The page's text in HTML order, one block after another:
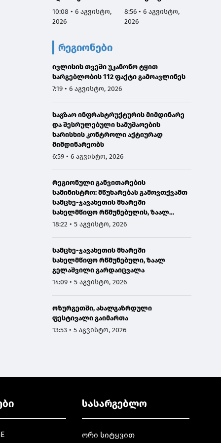
10:08 • 6 აგვისტო,
2026
რეაბილიტირდა
8:56 • 6 აგვისტო,
2026
რეგიონები
ივლისის თვეში უკანონო ტყით
სარგებლობის 112 ფაქტი გამოავლინეს
7:19 • 6 აგვისტო, 2026
საგზაო ინფრასტრუქტურის მიმდინარე
და შესრულებული სამუშაოების
ხარისხის კონტროლი აქტიურად
მიმდინარეობს
6:59 • 6 აგვისტო, 2026
რეგიონული განვითარების
სამინისტრო: მწუხარებას გამოვთქვამთ
სამცხე-ჯავახეთის მხარეში
სახელმწიფო რწმუნებულის, ზაალ
გელაშვილის გარდაცვალების გამო
18:22 • 5 აგვისტო, 2026
სამცხე-ჯავახეთის მხარეში
სახელმწიფო რწმუნებული, ზაალ
გელაშვილი გარდაიცვალა
14:09 • 5 აგვისტო, 2026
ოზურგეთში, ახალგაზრდული
ფესტივალი გაიმართა
13:53 • 5 აგვისტო, 2026
სასარგებლო
ორი სიტყვით